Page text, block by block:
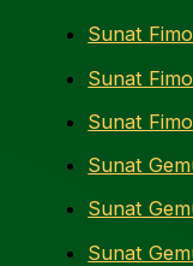
Sunat
Sunat
Sunat
Sunat
Sunat
Sunat